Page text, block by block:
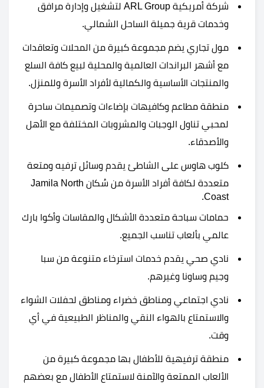
شركة أمريكية ARL Group لتشغيل وإدارة مرافق
وخدمات قرية جميلة الساحل الشمالي.
مول تجاري يضم مجموعة كبيرة من المحلات وتعاقدات
مع أشهر البراندات العالمية والمحلية لبيع كافة السلع
والمنتجات الأساسية والكمالية لأفراد الأسرة وللمنزل.
منطقة مطاعم وكافيهات بإضاءات وتصميمات ساحرة
لمحبي تناول الوجبات والمشروبات المختلفة مع الأهل
والأصدقاء.
كلوب هاوس على الشاطئ يقدم وسائل ترفيه ومتعة
متعددة لكافة أفراد الأسرة من سُكان Jamila North
Coast.
حمامات سباحة متعددة الأشكال والمقاسات وأكوا بارك
عالمي بألعاب تناسب الجميع.
نادي صحي يقدم خدمات استرخاء متنوعة من سبا
وجيم وساونا وغيرهم.
نادي اجتماعي ومناطق خضراء ومناطق لحفلات الشواء
والاستمتاع بالهواء النقي والمناظر الطبيعية في أي
وقت.
منطقة ترفيهية للأطفال بها مجموعة كبيرة من
الألعاب الممتعة والآمنة لاستمتاع الأطفال مع بعضهم